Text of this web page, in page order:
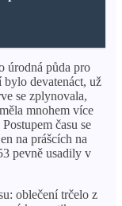
úrodná půda pro
devatenáct, už
se zplynovala,
mnohem více
času se
na prášcích na
pevně usadily v
oblečení trčelo z